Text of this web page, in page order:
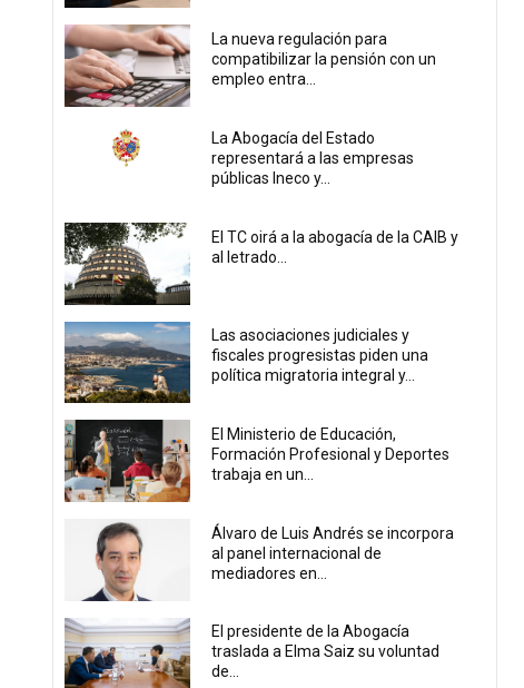
La nueva regulación para
compatibilizar la pensión con un
empleo entra...
La Abogacía del Estado
representará a las empresas
públicas Ineco y...
El TC oirá a la abogacía de la CAIB y
al letrado...
Las asociaciones judiciales y
fiscales progresistas piden una
política migratoria integral y...
El Ministerio de Educación,
Formación Profesional y Deportes
trabaja en un...
Álvaro de Luis Andrés se incorpora
al panel internacional de
mediadores en...
El presidente de la Abogacía
traslada a Elma Saiz su voluntad
de...